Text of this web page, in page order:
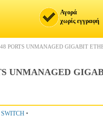
Αγορά
χωρίς εγγραφή
PORTS UNMANAGED GIGABIT
UNMANAGED
SWITCH •